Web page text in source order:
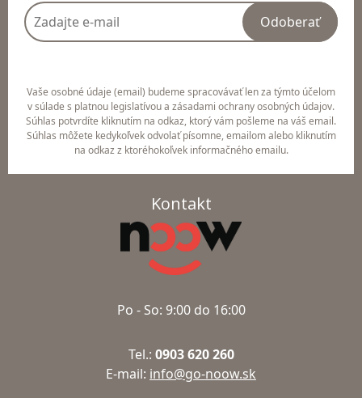
Odoberať
Vaše osobné údaje (email) budeme spracovávať len za týmto účelom
v súlade s platnou legislatívou a zásadami ochrany osobných údajov.
Súhlas potvrdíte kliknutím na odkaz, ktorý vám pošleme na váš email.
Súhlas môžete kedykoľvek odvolať písomne, emailom alebo kliknutím
na odkaz z ktoréhokoľvek informačného emailu.
Kontakt
Po - So: 9:00 do 16:00
Tel.: 0903 620 260
E-mail: info@go-noow.sk